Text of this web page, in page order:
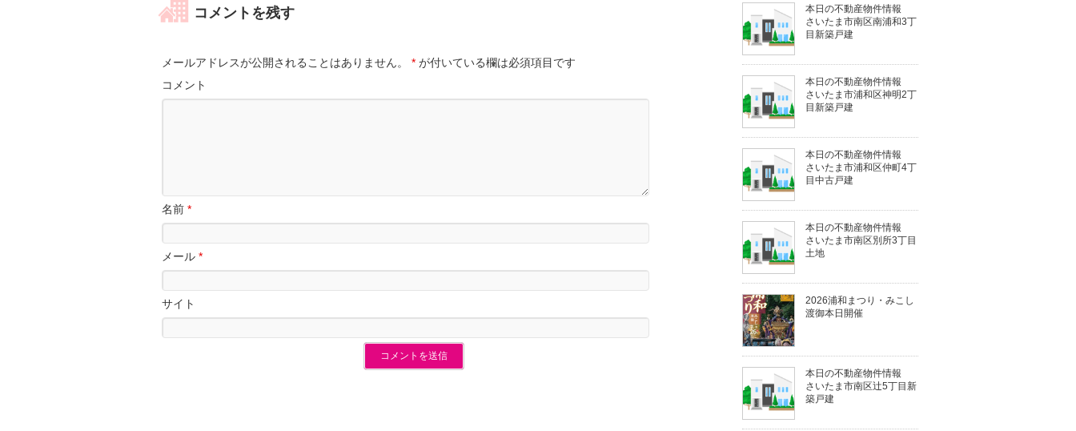
コメントを残す
メールアドレスが公開されることはありません。 * が付いている欄は必須項目です
コメント
名前 *
メール *
サイト
本日の不動産物件情報
さいたま市南区南浦和3丁
目新築戸建
本日の不動産物件情報
さいたま市浦和区神明2丁
目新築戸建
本日の不動産物件情報
さいたま市浦和区仲町4丁
目中古戸建
本日の不動産物件情報
さいたま市南区別所3丁目
土地
2026浦和まつり・みこし
渡御本日開催
本日の不動産物件情報
さいたま市南区辻5丁目新
築戸建